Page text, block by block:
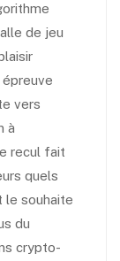
de jeu
vers
à
recul fait
quels
le souhaite
du
crypto-